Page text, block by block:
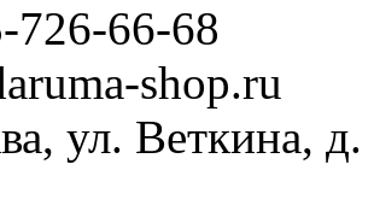
726-66-68
shop.ru
ул. Веткина, д.